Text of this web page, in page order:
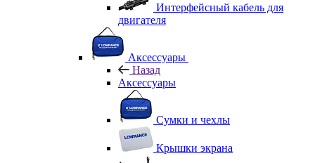
Интерфейсный кабель для
двигателя
Аксессуары
Назад
Аксессуары
Сумки и чехлы
Крышки экрана